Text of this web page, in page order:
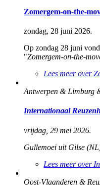
Zomergem-on-the-
zondag, 28 juni 2026.
Op zondag 28 juni
"Zomergem-on-the-
Lees meerover
Antwerpen & Limburg
Internationaal
vrijdag, 29 mei 2026.
Gullemoei uit Gilse
Lees meerover
Oost-Vlaanderen &